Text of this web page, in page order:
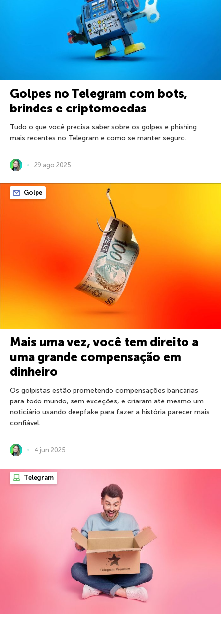
Golpes no Telegram com bots,
brindes e criptomoedas
Tudo o que você precisa saber sobre os golpes e phishing
mais recentes no Telegram e como se manter seguro.
29 ago 2025
Golpe
Mais uma vez, você tem direito a
uma grande compensação em
dinheiro
Os golpistas estão prometendo compensações bancárias
para todo mundo, sem exceções, e criaram até mesmo um
noticiário usando deepfake para fazer a história parecer mais
confiável.
4 jun 2025
Telegram